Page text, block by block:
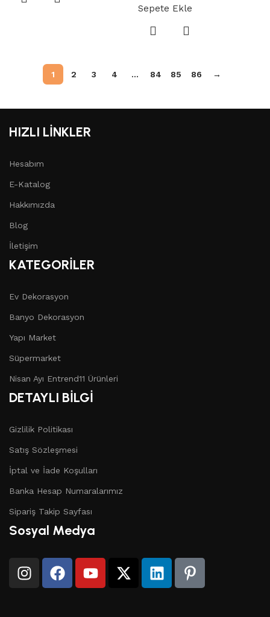
Sepete Ekle
1 2 3 4 … 84 85 86 →
HIZLI LİNKLER
Hesabım
E-Katalog
Hakkımızda
Blog
İletişim
KATEGORİLER
Ev Dekorasyon
Banyo Dekorasyon
Yapı Market
Süpermarket
Nisan Ayı Entrend11 Ürünleri
DETAYLI BİLGİ
Gizlilik Politikası
Satış Sözleşmesi
İptal ve İade Koşulları
Banka Hesap Numaralarımız
Sipariş Takip Sayfası
Sosyal Medya